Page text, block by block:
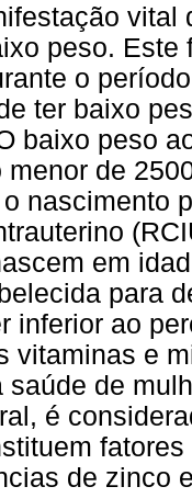
vital
peso.
o
ter baixo
baixo peso
menor de
nascimento
em
para
inferior ao
vitaminas e
saúde de
é
de zinco